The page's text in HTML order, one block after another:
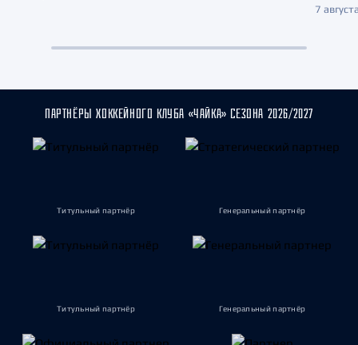
7
ПАРТНЁРЫ ХОККЕЙНОГО КЛУБА «ЧАЙКА» СЕЗОНА 2026/2027
Титульный партнёр Генеральный партнёр
Титульный партнёр Генеральный партнёр